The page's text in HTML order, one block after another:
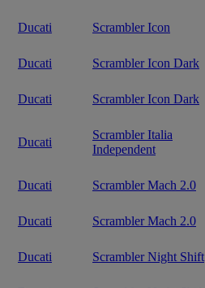
Ducati Scrambler Icon
Ducati Scrambler Icon Dark
Ducati Scrambler Icon Dark
Ducati
Scrambler Italia
Independent
Ducati Scrambler Mach 2.0
Ducati Scrambler Mach 2.0
Ducati Scrambler Night Shift